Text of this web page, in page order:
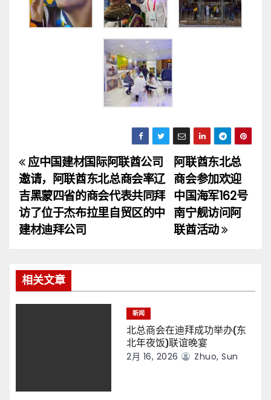
文
章
导
阿联酋东北总
商会参加欢迎
中国海军162号
南宁舰访问阿
联酋活动
应中国建材国际阿联酋公司
邀请，阿联酋东北总商会率辽
吉黑蒙四省的商会代表共同拜
访了位于杰布拉里自贸区的中
建材迪拜公司
相关文章
新闻
北总商会在迪拜成功举办(东
北年夜饭)联谊晚宴
2月 16, 2026 Zhuo, Sun